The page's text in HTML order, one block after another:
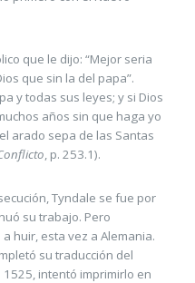
que le dijo: “Mejor seria
que sin la del papa”.
y todas sus leyes; y si Dios
años sin que haga yo
arado sepa de las Santas
, p. 253.1).
Tyndale se fue por
su trabajo. Pero
huir, esta vez a Alemania.
su traducción del
intentó imprimirlo en